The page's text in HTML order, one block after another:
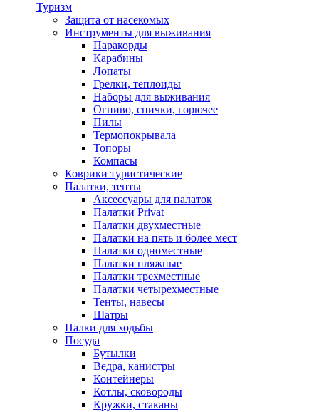
Туризм
Защита от насекомых
Инструменты для выживания
Паракорды
Карабины
Лопаты
Грелки, теплоиды
Наборы для выживания
Огниво, спички, горючее
Пилы
Термопокрывала
Топоры
Компасы
Коврики туристические
Палатки, тенты
Аксессуары для палаток
Палатки Privat
Палатки двухместные
Палатки на пять и более мест
Палатки одноместные
Палатки пляжные
Палатки трехместные
Палатки четырехместные
Тенты, навесы
Шатры
Палки для ходьбы
Посуда
Бутылки
Ведра, канистры
Контейнеры
Котлы, сковороды
Кружки, стаканы